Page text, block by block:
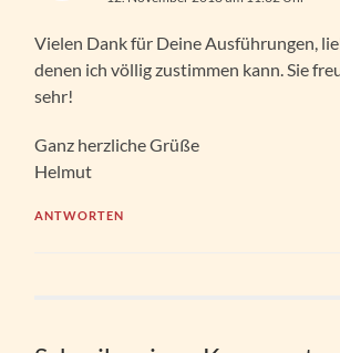
Vielen Dank für Deine Ausführungen,
denen ich völlig zustimmen kann. Sie
sehr!
Ganz herzliche Grüße
Helmut
ANTWORTEN